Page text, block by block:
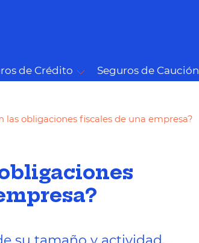
de Crédito Seguros de Caución
las obligaciones fiscales de una empresa?